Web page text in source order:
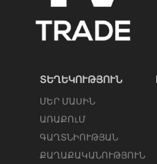
ՏԵՂԵԿՈՒԹՅՈՒՆ
ՄԵՐ ՄԱՍԻՆ
ԱՌԱՔՈւՄ
ԳԱՂՏՆԻՈՒԹՅԱՆ
ՔԱՂԱՔԱԿԱՆՈՒԹՅՈՒՆ